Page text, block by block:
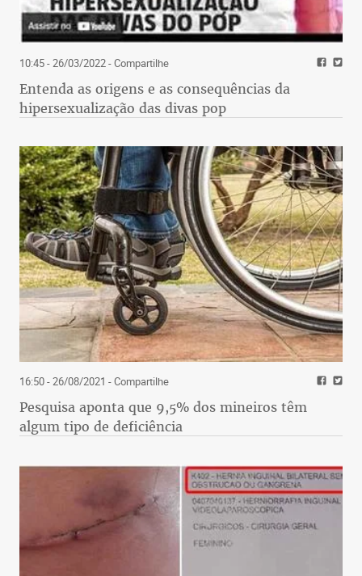
10:45 - 26/03/2022- Compartilhe
Entenda as origens e as consequências da
hipersexualização das divas pop
16:50 - 26/08/2021 - Compartilhe
Pesquisa aponta que 9,5% dos mineiros têm
algum tipo de deficiência